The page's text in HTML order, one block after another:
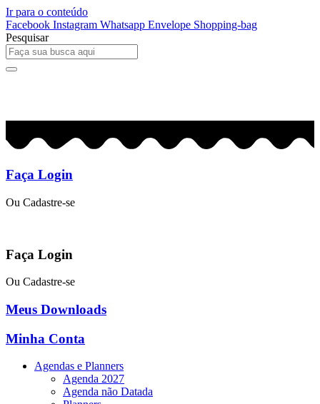
Ir para o conteúdo
Facebook Instagram Whatsapp Envelope Shopping-bag
Pesquisar
Faça Login
Ou Cadastre-se
Faça Login
Ou Cadastre-se
Meus Downloads
Minha Conta
Agendas e Planners
Agenda 2027
Agenda não Datada